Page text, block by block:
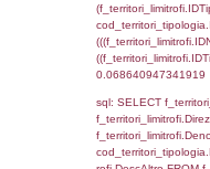
sql: